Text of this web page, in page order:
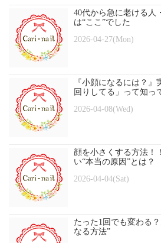
40代から急に老ける人
は“ここ”でした
2026-04-27(Mon)
『小顔になるには？
回りしてる」って知っ
2026-04-08(Wed)
顔を小さくする方法！
い“本当の原因”とは？
2026-04-04(Sat)
たった1回でも変わる
なる方法”